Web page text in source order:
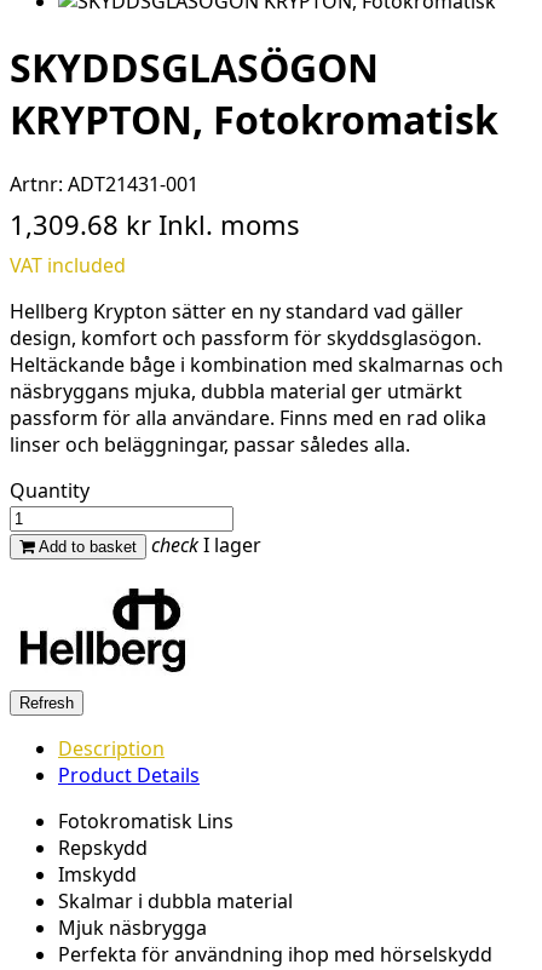
SKYDDSGLASÖGON
KRYPTON, Fotokromatisk
Artnr: ADT21431-001
1,309.68 kr Inkl. moms
VAT included
Hellberg Krypton sätter en ny standard vad gäller
design, komfort och passform för skyddsglasögon.
Heltäckande båge i kombination med skalmarnas och
näsbryggans mjuka, dubbla material ger utmärkt
passform för alla användare. Finns med en rad olika
linser och beläggningar, passar således alla.
Quantity
Add to basket checkI lager
Description
Product Details
Fotokromatisk Lins
Repskydd
Imskydd
Skalmar i dubbla material
Mjuk näsbrygga
Perfekta för användning ihop med hörselskydd